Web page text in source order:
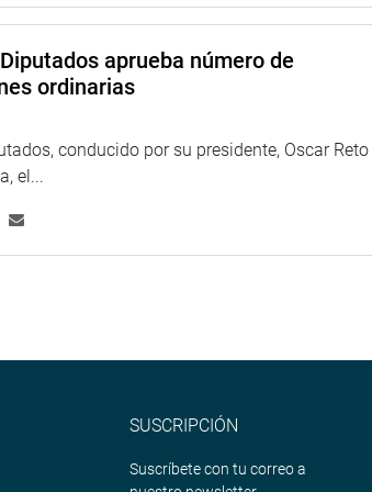
100 diputados y 30 senadores es una
en las encuestas, dijo la congresista.
propuesta improvisada sin tener en cuenta la
la legisladora al tiempo de observar que se
“desdeñar la representatividad, de ninguna
el Ejecutivo se le tiene que acompañar un
Ancieta dijo que es importante la calidad de
se trata de personas”, dijo el legislador.
aprueba número de
ordinarias
conducido por su presidente, Oscar Reto
el...
SUSCRIPCIÓN
Suscríbete con tu correo a